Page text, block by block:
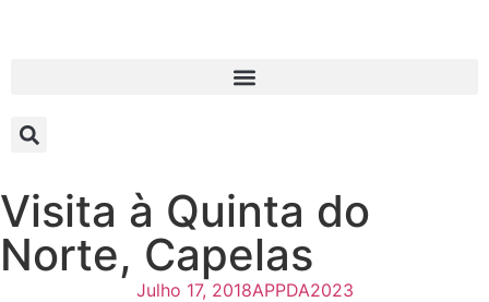
Visita à Quinta do
Norte, Capelas
Julho 17, 2018APPDA2023